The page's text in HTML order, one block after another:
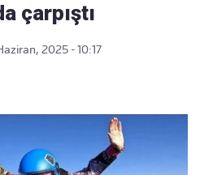
çarpıştı
2025 - 10:17